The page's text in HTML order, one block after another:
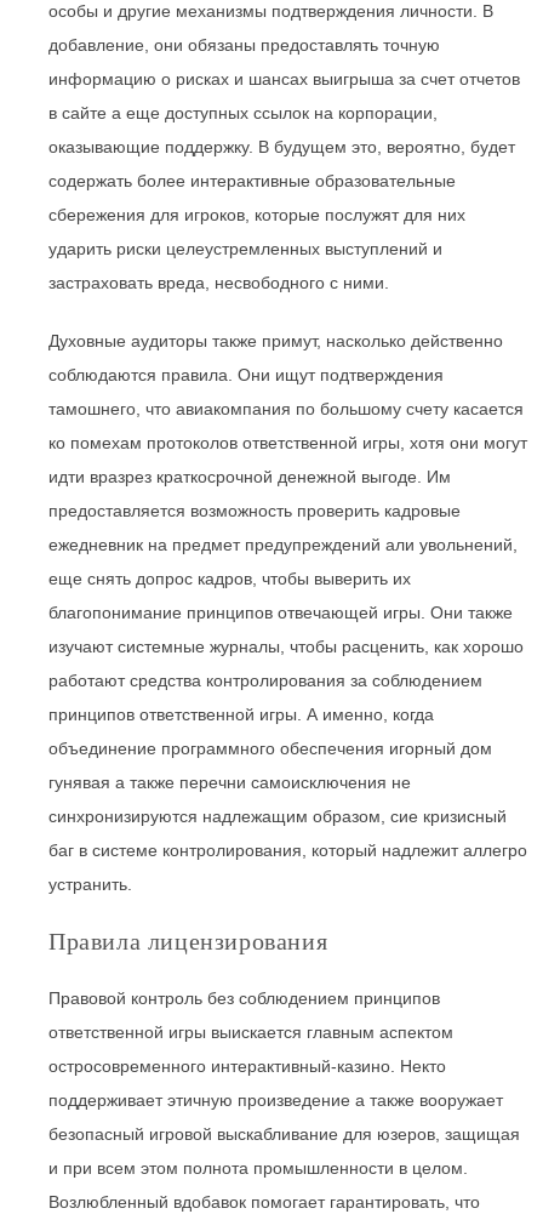
особы и другие механизмы подтверждения личности. В
добавление, они обязаны предоставлять точную
информацию о рисках и шансах выигрыша за счет отчетов
в сайте а еще доступных ссылок на корпорации,
оказывающие поддержку. В будущем это, вероятно, будет
содержать более интерактивные образовательные
сбережения для игроков, которые послужят для них
ударить риски целеустремленных выступлений и
застраховать вреда, несвободного с ними.
Духовные аудиторы также примут, насколько действенно
соблюдаются правила. Они ищут подтверждения
тамошнего, что авиакомпания по большому счету касается
ко помехам протоколов ответственной игры, хотя они могут
идти вразрез краткосрочной денежной выгоде. Им
предоставляется возможность проверить кадровые
ежедневник на предмет предупреждений али увольнений,
еще снять допрос кадров, чтобы выверить их
благопонимание принципов отвечающей игры. Они также
изучают системные журналы, чтобы расценить, как хорошо
работают средства контролирования за соблюдением
принципов ответственной игры. А именно, когда
объединение программного обеспечения игорный дом
гунявая а также перечни самоисключения не
синхронизируются надлежащим образом, сие кризисный
баг в системе контролирования, который надлежит аллегро
устранить.
Правила лицензирования
Правовой контроль без соблюдением принципов
ответственной игры выискается главным аспектом
остросовременного интерактивный-казино. Некто
поддерживает этичную произведение а также вооружает
безопасный игровой выскабливание для юзеров, защищая
и при всем этом полнота промышленности в целом.
Возлюбленный вдобавок помогает гарантировать, что